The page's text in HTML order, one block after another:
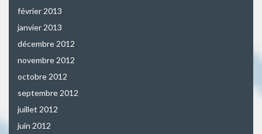
février 2013
janvier 2013
décembre 2012
novembre 2012
octobre 2012
septembre 2012
juillet 2012
juin 2012